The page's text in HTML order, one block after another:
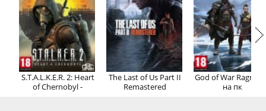
Регистрация Вход
S.T.A.L.K.E.R. 2: Heart
of Chernobyl -
The Last of Us Part II
Remastered
God of War
на пк